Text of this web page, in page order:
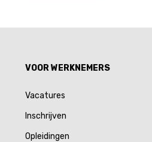
VOOR WERKNEMERS
Vacatures
Inschrijven
Opleidingen